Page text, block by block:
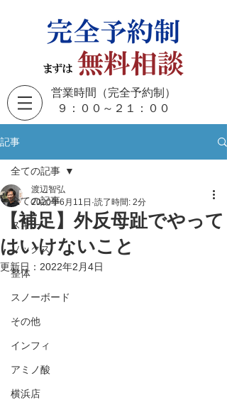
営業時間（完全予約制）
​９：００～２１：００
記事
全ての記事
スキー
ソックス
整体
スノーボード
その他
インフィ
アミノ酸
横浜店
全ての記事
【補足】外反母趾でやって
はいけないこと
渡辺智弘
2020年6月11日 読了時間: 2分
更新日： 2022年2月4日